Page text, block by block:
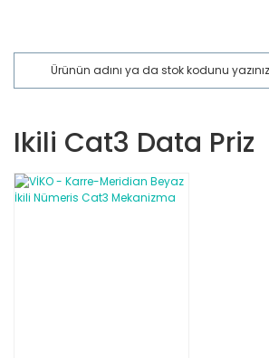
Ikili Cat3 Data Priz